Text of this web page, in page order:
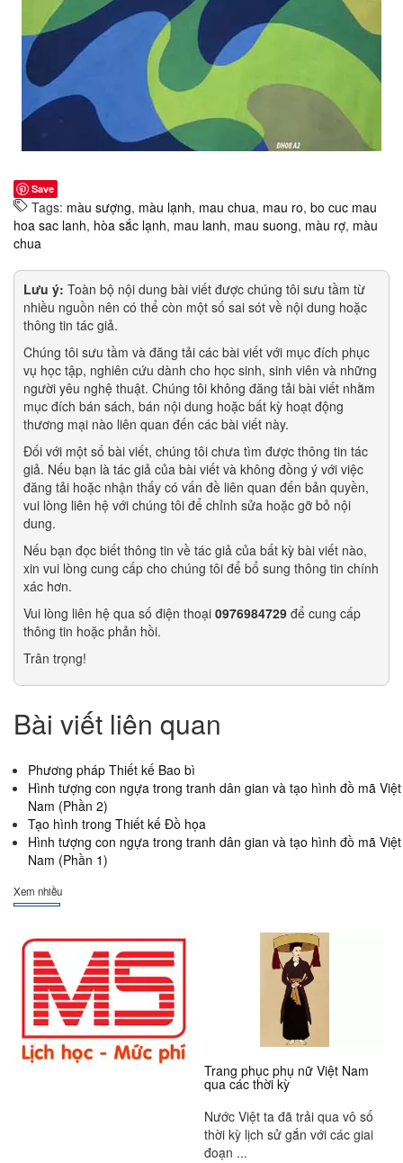
Save
Tags: màu sượng, màu lạnh, mau chua, mau ro, bo cuc mau
hoa sac lanh, hòa sắc lạnh, mau lanh, mau suong, màu rợ, màu
chua
Lưu ý: Toàn bộ nội dung bài viết được chúng tôi sưu tầm từ
nhiều nguồn nên có thể còn một số sai sót về nội dung hoặc
thông tin tác giả.
Chúng tôi sưu tầm và đăng tải các bài viết với mục đích phục
vụ học tập, nghiên cứu dành cho học sinh, sinh viên và những
người yêu nghệ thuật. Chúng tôi không đăng tải bài viết nhằm
mục đích bán sách, bán nội dung hoặc bất kỳ hoạt động
thương mại nào liên quan đến các bài viết này.
Đối với một số bài viết, chúng tôi chưa tìm được thông tin tác
giả. Nếu bạn là tác giả của bài viết và không đồng ý với việc
đăng tải hoặc nhận thấy có vấn đề liên quan đến bản quyền,
vui lòng liên hệ với chúng tôi để chỉnh sửa hoặc gỡ bỏ nội
dung.
Nếu bạn đọc biết thông tin về tác giả của bất kỳ bài viết nào,
xin vui lòng cung cấp cho chúng tôi để bổ sung thông tin chính
xác hơn.
Vui lòng liên hệ qua số điện thoại 0976984729 để cung cấp
thông tin hoặc phản hồi.
Trân trọng!
Bài viết liên quan
Phương pháp Thiết kế Bao bì
Hình tượng con ngựa trong tranh dân gian và tạo hình đồ mã Việt
Nam (Phần 2)
Tạo hình trong Thiết kế Đồ họa
Hình tượng con ngựa trong tranh dân gian và tạo hình đồ mã Việt
Nam (Phần 1)
Xem nhiều
Trang phục phụ nữ Việt Nam
qua các thời kỳ
Nước Việt ta đã trải qua vô số
thời kỳ lịch sử gắn với các giai
đoạn ...